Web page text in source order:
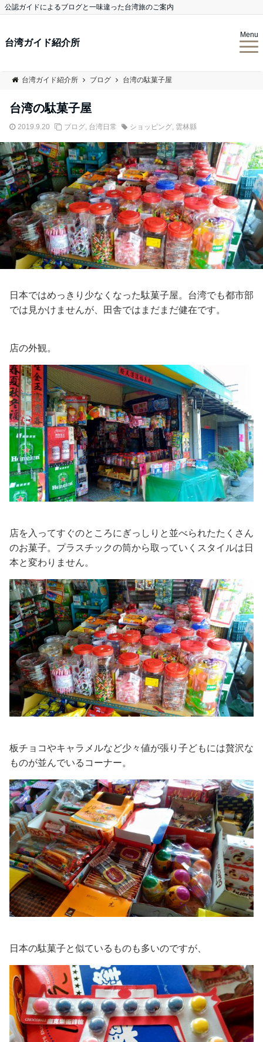
公認ガイドによるブログと一味違った台湾旅のご案内
台湾ガイド紹介所
Menu
台湾ガイド紹介所 ブログ 台湾の駄菓子屋
台湾の駄菓子屋
2019.9.20 ブログ, 台湾日常 ショッピング, 雲林縣
日本ではめっきり少なくなった駄菓子屋。台湾でも都市部
では見かけませんが、田舎ではまだまだ健在です。
店の外観。
店を入ってすぐのところにぎっしりと並べられたたくさん
のお菓子。プラスチックの筒から取っていくスタイルは日
本と変わりません。
板チョコやキャラメルなど少々値が張り子どもには贅沢な
ものが並んでいるコーナー。
日本の駄菓子と似ているものも多いのですが、